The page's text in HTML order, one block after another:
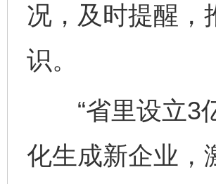
况，及时提醒，
识。
“省里设立3亿
化生成新企业，